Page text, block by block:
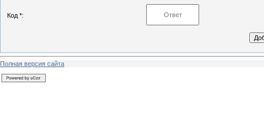
Код *:
Полная версия сайта